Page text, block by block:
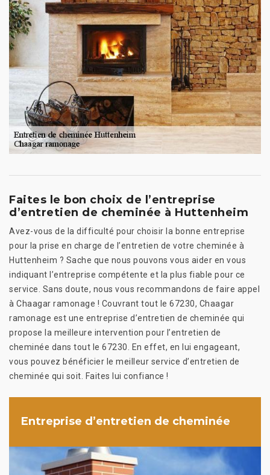
Faites le bon choix de l’entreprise
d’entretien de cheminée à Huttenheim
Avez-vous de la difficulté pour choisir la bonne entreprise
pour la prise en charge de l’entretien de votre cheminée à
Huttenheim ? Sache que nous pouvons vous aider en vous
indiquant l’entreprise compétente et la plus fiable pour ce
service. Sans doute, nous vous recommandons de faire appel
à Chaagar ramonage ! Couvrant tout le 67230, Chaagar
ramonage est une entreprise d’entretien de cheminée qui
propose la meilleure intervention pour l’entretien de
cheminée dans tout le 67230. En effet, en lui engageant,
vous pouvez bénéficier le meilleur service d’entretien de
cheminée qui soit. Faites lui confiance !
Entreprise d’entretien de cheminée